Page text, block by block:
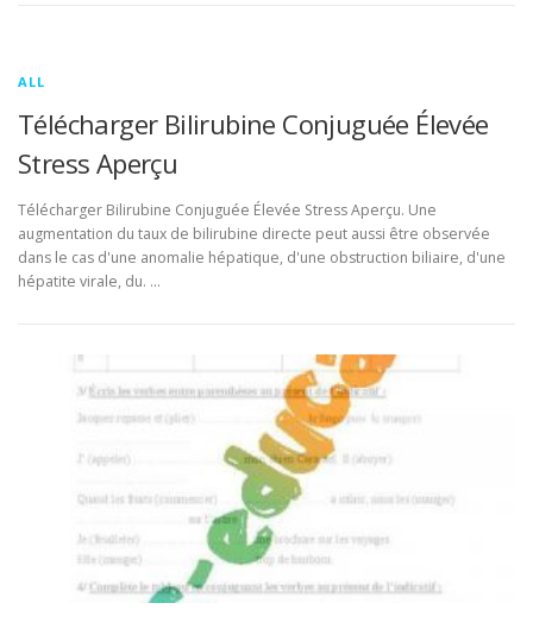
ALL
Télécharger Bilirubine Conjuguée Élevée
Stress Aperçu
Télécharger Bilirubine Conjuguée Élevée Stress Aperçu. Une
augmentation du taux de bilirubine directe peut aussi être observée
dans le cas d'une anomalie hépatique, d'une obstruction biliaire, d'une
hépatite virale, du. …